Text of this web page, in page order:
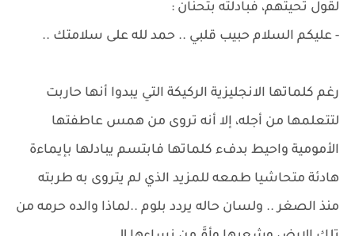
لقول تحيتهم، فبادلته بتحنان :
- عليكم السلام حبيب قلبي .. حمد لله على سلامتك ..
رغم كلماتها الانجليزية الركيكة التي يبدوا أنها حاربت
لتتعلمها من أجله، إلا أنه تروى من همس عاطفتها
الأمومية واحيط بدفء كلماتها فابتسم يبادلها بإيماءة
هادئة متحاشيا طمعه للمزيد الذي لم يتروى به طربته
منذ الصغر .. ولسان حاله يردد بلوم ..لماذا والده حرمه من